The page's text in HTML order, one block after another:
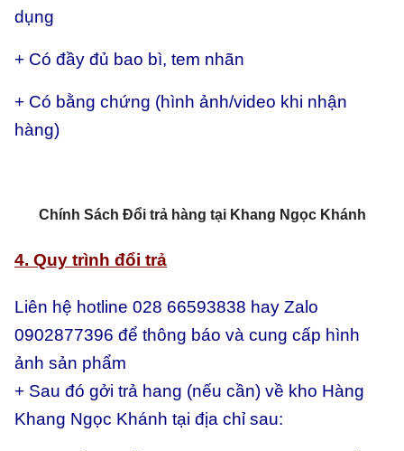
dụng
+ Có đầy đủ bao bì, tem nhãn
+ Có bằng chứng (hình ảnh/video khi nhận
hàng)
Chính Sách Đổi trả hàng tại Khang Ngọc Khánh
4. Quy trình đổi trả
Liên hệ hotline 028 66593838 hay Zalo
0902877396 để thông báo và cung cấp hình
ảnh sản phẩm
+ Sau đó gởi trả hang (nếu cần) về kho Hàng
Khang Ngọc Khánh tại địa chỉ sau: